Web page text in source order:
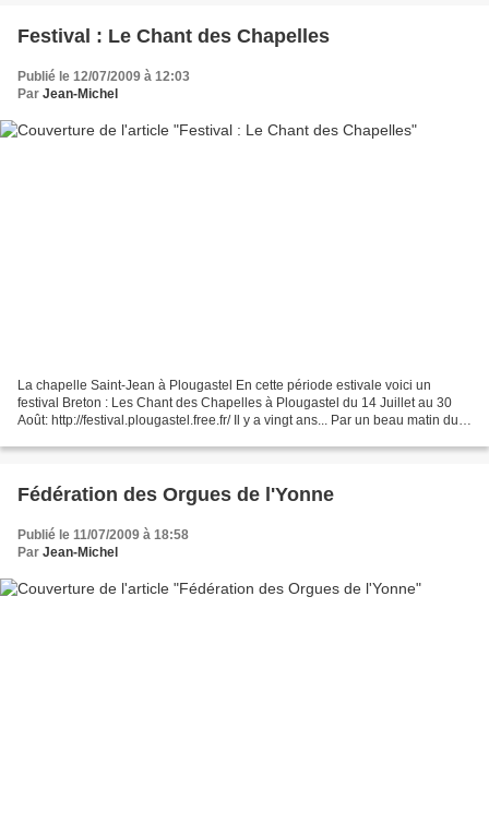
Festival : Le Chant des Chapelles
Publié le 12/07/2009 à 12:03
Par Jean-Michel
La chapelle Saint-Jean à Plougastel En cette période estivale voici un
festival Breton : Les Chant des Chapelles à Plougastel du 14 Juillet au 30
Août: http://festival.plougastel.free.fr/ Il y a vingt ans... Par un beau matin du
Fédération des Orgues de l'Yonne
Publié le 11/07/2009 à 18:58
Par Jean-Michel